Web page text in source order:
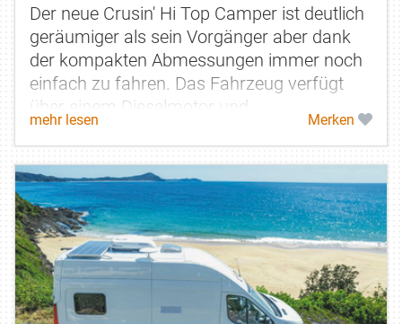
Der neue Crusin' Hi Top Camper ist deutlich
geräumiger als sein Vorgänger aber dank
der kompakten Abmessungen immer noch
einfach zu fahren. Das Fahrzeug verfügt
über einem Dieselmotor und
Automatikgetriebe. Ein festes Hochdach
sorgt...
mehr lesen Merken